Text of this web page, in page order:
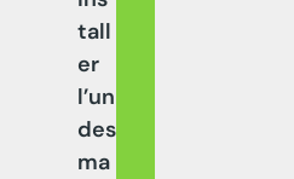
tall
er
l’un
des
ma